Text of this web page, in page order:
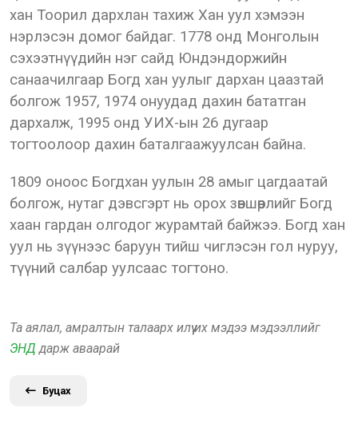
хан Тоорил дархлан тахиж Хан уул хэмээн
нэрлэсэн домог байдаг. 1778 онд Монголын
сэхээтнүүдийн нэг сайд Юндэндоржийн
санаачилгаар Богд хан уулыг дархан цаазтай
болгож 1957, 1974 онуудад дахин бататган
дархалж, 1995 онд УИХ-ын 26 дугаар
тогтоолоор дахин баталгаажуулсан байна.
1809 оноос Богдхан уулын 28 амыг цагдаатай
болгож, нутаг дэвсгэрт нь орох зөвшөөрлийг Богд
хаан гардан олгодог журамтай байжээ. Богд хан
уул нь зүүнээс баруун тийш чиглэсэн гол нуруу,
түүний салбар уулсаас тогтоно.
Та аялал, амралтын талаарх илүү их мэдээ мэдээллийг
ЭНД дарж аваарай
Буцах